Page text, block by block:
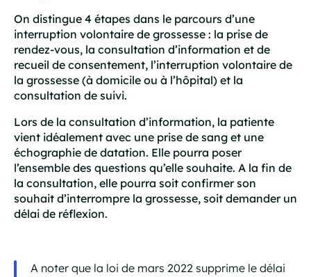
On distingue 4 étapes dans le parcours d’une
interruption volontaire de grossesse : la prise de
rendez-vous, la consultation d’information et de
recueil de consentement, l’interruption volontaire de
la grossesse (à domicile ou à l’hôpital) et la
consultation de suivi.
Lors de la consultation d’information, la patiente
vient idéalement avec une prise de sang et une
échographie de datation. Elle pourra poser
l’ensemble des questions qu’elle souhaite. A la fin de
la consultation, elle pourra soit confirmer son
souhait d’interrompre la grossesse, soit demander un
délai de réflexion.
A noter que la loi de mars 2022 supprime le délai